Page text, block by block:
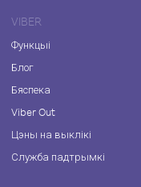
VIBER
Функцыі
Блог
Бяспека
Viber Out
Цэны на выклікі
Служба падтрымкі